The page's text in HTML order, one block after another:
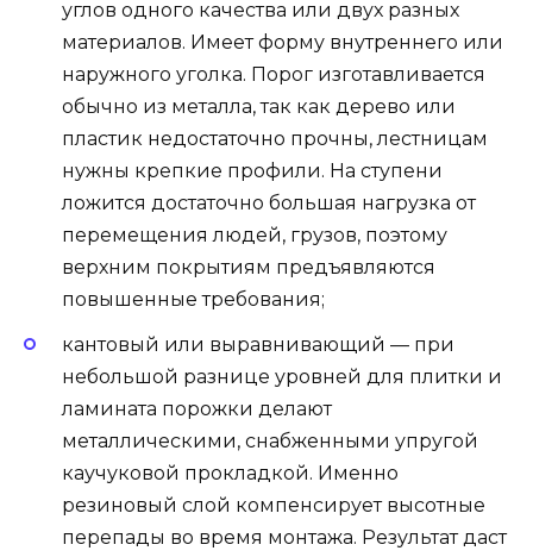
углов одного качества или двух разных
материалов. Имеет форму внутреннего или
наружного уголка. Порог изготавливается
обычно из металла, так как дерево или
пластик недостаточно прочны, лестницам
нужны крепкие профили. На ступени
ложится достаточно большая нагрузка от
перемещения людей, грузов, поэтому
верхним покрытиям предъявляются
повышенные требования;
кантовый или выравнивающий — при
небольшой разнице уровней для плитки и
ламината порожки делают
металлическими, снабженными упругой
каучуковой прокладкой. Именно
резиновый слой компенсирует высотные
перепады во время монтажа. Результат даст